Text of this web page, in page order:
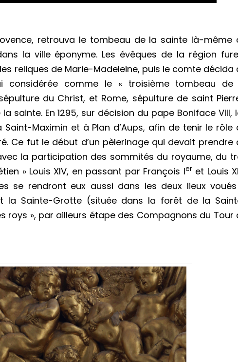
retrouva le tombeau de la sainte là-même
la ville éponyme. Les évêques de la région
reliques de Marie-Madeleine, puis le comte décida
considérée comme le « troisième tombeau de
du Christ, et Rome, sépulture de saint
sainte. En 1295, sur décision du pape Boniface VIII,
Maximin et à Plan d’Aups, afin de tenir le rôle
Ce fut le début d’un pèlerinage qui devait prendre
la participation des sommités du royaume, du
» Louis XIV, en passant par François Ieret Louis
se rendront eux aussi dans les deux lieux
la Sainte-Grotte (située dans la forêt de la
roys », par ailleurs étape des Compagnons du Tour